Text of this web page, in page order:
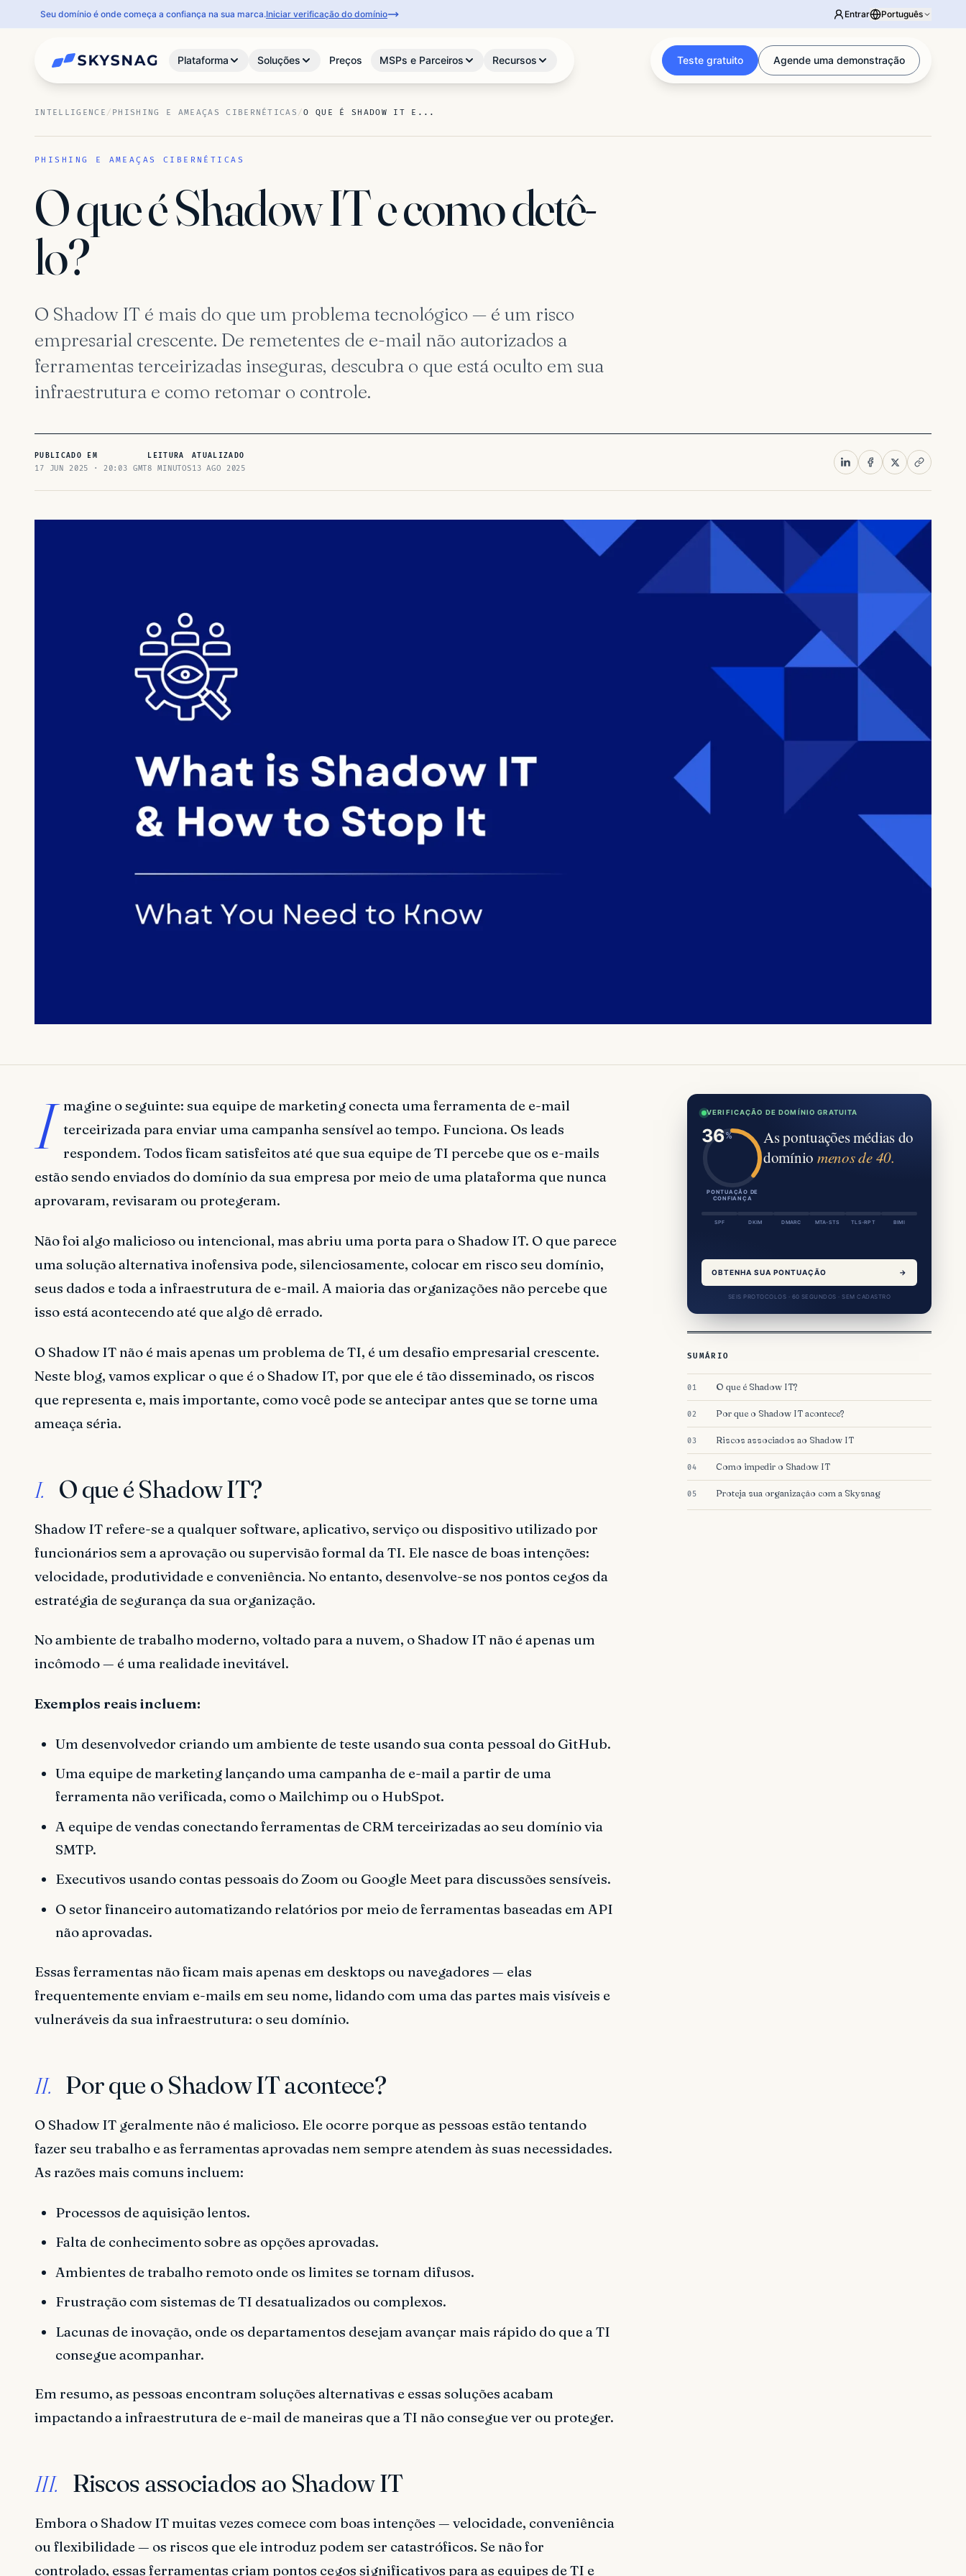
Seu domínio é onde começa a confiança na sua marca.Iniciar verificação do domínio Entrar Português
Plataforma Soluções Preços MSPs e Parceiros Recursos Teste gratuito Agende uma demonstração
INTELLIGENCE / PHISHING E AMEAÇAS CIBERNÉTICAS /O QUE É SHADOW IT E...
PHISHING E AMEAÇAS CIBERNÉTICAS
O que é Shadow IT e como detê-
lo?
O Shadow IT é mais do que um problema tecnológico — é um risco
empresarial crescente. De remetentes de e-mail não autorizados a
ferramentas terceirizadas inseguras, descubra o que está oculto em sua
infraestrutura e como retomar o controle.
PUBLICADO EM
17 JUN 2025 · 20:03 GMT
LEITURA
8 MINUTOS
ATUALIZADO
13 AGO 2025
I magine o seguinte: sua equipe de marketing conecta uma ferramenta de e-mail
terceirizada para enviar uma campanha sensível ao tempo. Funciona. Os leads
respondem. Todos ficam satisfeitos até que sua equipe de TI percebe que os e-mails
estão sendo enviados do domínio da sua empresa por meio de uma plataforma que nunca
aprovaram, revisaram ou protegeram.
Não foi algo malicioso ou intencional, mas abriu uma porta para o Shadow IT. O que parece
uma solução alternativa inofensiva pode, silenciosamente, colocar em risco seu domínio,
seus dados e toda a infraestrutura de e-mail. A maioria das organizações não percebe que
isso está acontecendo até que algo dê errado.
O Shadow IT não é mais apenas um problema de TI, é um desafio empresarial crescente.
Neste blog, vamos explicar o que é o Shadow IT, por que ele é tão disseminado, os riscos
que representa e, mais importante, como você pode se antecipar antes que se torne uma
ameaça séria.
I. O que é Shadow IT?
Shadow IT refere-se a qualquer software, aplicativo, serviço ou dispositivo utilizado por
funcionários sem a aprovação ou supervisão formal da TI. Ele nasce de boas intenções:
velocidade, produtividade e conveniência. No entanto, desenvolve-se nos pontos cegos da
estratégia de segurança da sua organização.
No ambiente de trabalho moderno, voltado para a nuvem, o Shadow IT não é apenas um
incômodo — é uma realidade inevitável.
Exemplos reais incluem:
Um desenvolvedor criando um ambiente de teste usando sua conta pessoal do GitHub.
Uma equipe de marketing lançando uma campanha de e-mail a partir de uma
ferramenta não verificada, como o Mailchimp ou o HubSpot.
A equipe de vendas conectando ferramentas de CRM terceirizadas ao seu domínio via
SMTP.
Executivos usando contas pessoais do Zoom ou Google Meet para discussões sensíveis.
O setor financeiro automatizando relatórios por meio de ferramentas baseadas em API
não aprovadas.
Essas ferramentas não ficam mais apenas em desktops ou navegadores — elas
frequentemente enviam e-mails em seu nome, lidando com uma das partes mais visíveis e
vulneráveis da sua infraestrutura: o seu domínio.
II. Por que o Shadow IT acontece?
O Shadow IT geralmente não é malicioso. Ele ocorre porque as pessoas estão tentando
fazer seu trabalho e as ferramentas aprovadas nem sempre atendem às suas necessidades.
As razões mais comuns incluem:
Processos de aquisição lentos.
Falta de conhecimento sobre as opções aprovadas.
Ambientes de trabalho remoto onde os limites se tornam difusos.
Frustração com sistemas de TI desatualizados ou complexos.
Lacunas de inovação, onde os departamentos desejam avançar mais rápido do que a TI
consegue acompanhar.
Em resumo, as pessoas encontram soluções alternativas e essas soluções acabam
impactando a infraestrutura de e-mail de maneiras que a TI não consegue ver ou proteger.
III. Riscos associados ao Shadow IT
Embora o Shadow IT muitas vezes comece com boas intenções — velocidade, conveniência
ou flexibilidade — os riscos que ele introduz podem ser catastróficos. Se não for
controlado, essas ferramentas criam pontos cegos significativos para as equipes de TI e
VERIFICAÇÃO DE DOMÍNIO GRATUITA
PONTUAÇÃO DE
CONFIANÇA
As pontuações médias do
domínio menos de 40.
SPF DKIM DMARC MTA-STS TLS-RPT BIMI
OBTENHA SUA PONTUAÇÃO →
SEIS PROTOCOLOS · 60 SEGUNDOS · SEM CADASTRO
SUMÁRIO
O que é Shadow IT?
Por que o Shadow IT acontece?
Riscos associados ao Shadow IT
Como impedir o Shadow IT
Proteja sua organização com a Skysnag